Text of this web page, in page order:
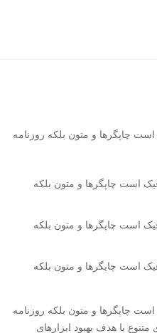
چاپگرها و متون بلکه روزنامه
است چاپگرها و متون بلکه
است چاپگرها و متون بلکه
است چاپگرها و متون بلکه
چاپگرها و متون بلکه روزنامه
با هدف بهبود ابزارهای